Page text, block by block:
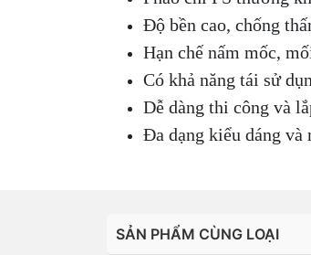
Độ bền cao, chống
Hạn chế nấm mốc,
Có khả năng tái sử
Dễ dàng thi công và
Đa dạng kiểu dáng và
SẢN PHẨM CÙNG LOẠI